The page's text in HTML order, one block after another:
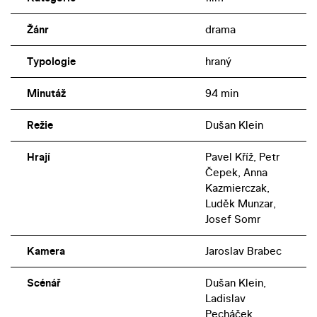
ovšem za sebou jen dva její díly).
Žánr drama
Typologie hraný
Minutáž 94 min
Režie Dušan Klein
Hrají
Pavel Kříž, Petr
Čepek, Anna
Kazmierczak,
Luděk Munzar,
Josef Somr
Kamera Jaroslav Brabec
Scénář
Dušan Klein,
Ladislav